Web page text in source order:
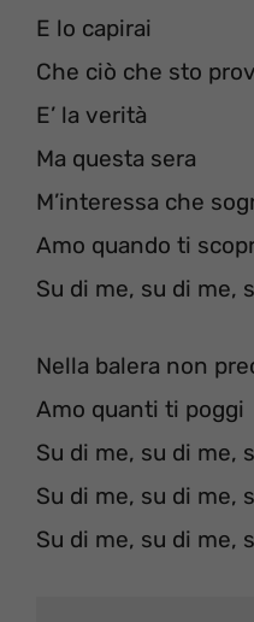
E lo capirai
Che ciò che sto
E’ la verità
Ma questa sera
M’interessa che
Amo quando ti
Su di me, su di me,
Nella balera non
Amo quanti ti poggi
Su di me, su di me,
Su di me, su di me,
Su di me, su di me,